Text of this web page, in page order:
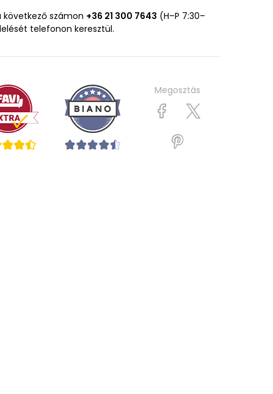
számon +36 21 300 7643 (H–P 7:30–
telefonon keresztül.
Megosztás